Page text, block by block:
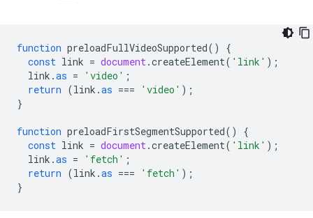
function preloadFullVideoSupported()
{
const link = document.createElement( 'link' );
link .as = 'video' ;
return (link .as === 'video' );
}
function preloadFirstSegmentSupported()
{
const link = document.createElement( 'link' );
link .as = 'fetch' ;
return (link .as === 'fetch' );
}